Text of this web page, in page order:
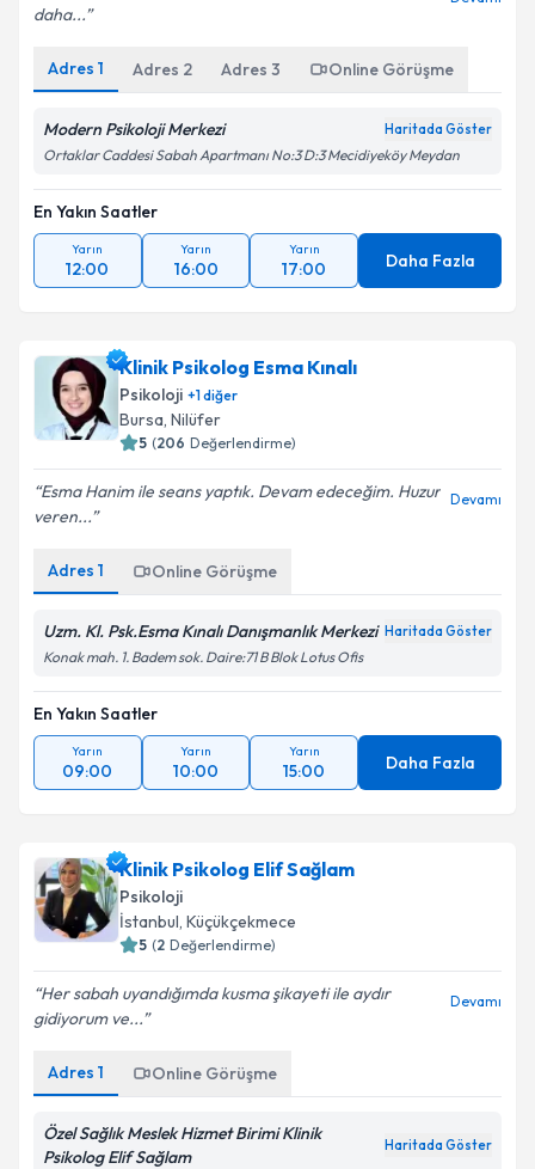
daha...
Adres 1 Adres 2 Adres 3 Online Görüşme
Modern Psikoloji Merkezi Haritada Göster
Ortaklar Caddesi Sabah Apartmanı No:3 D:3 Mecidiyeköy Meydan
En Yakın Saatler
Yarın
12:00
Yarın
16:00
Yarın
17:00 Daha Fazla
Klinik Psikolog Esma Kınalı
Psikoloji +1diğer
Bursa, Nilüfer
5 (206 Değerlendirme)
Esma Hanim ile seans yaptık. Devam edeceğim. Huzur
veren...
Devamı
Adres 1 Online Görüşme
Uzm. Kl. Psk.Esma Kınalı Danışmanlık Merkezi Haritada Göster
Konak mah. 1. Badem sok. Daire:71 B Blok Lotus Ofis
En Yakın Saatler
Yarın
09:00
Yarın
10:00
Yarın
15:00 Daha Fazla
Klinik Psikolog Elif Sağlam
Psikoloji
İstanbul, Küçükçekmece
5 (2 Değerlendirme)
Her sabah uyandığımda kusma şikayeti ile aydır
gidiyorum ve...
Devamı
Adres 1 Online Görüşme
Özel Sağlık Meslek Hizmet Birimi Klinik
Psikolog Elif Sağlam
Haritada Göster